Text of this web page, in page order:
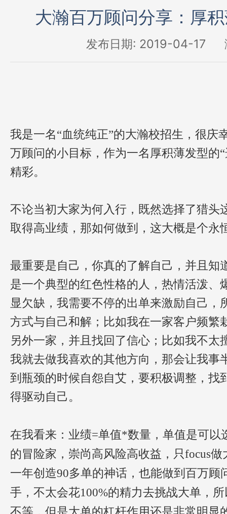
大瀚百万顾问分享：厚
发布日期: 2019-04-17
我是一名“血统纯正”的大瀚校招生，很庆
万顾问的小目标，作为一名厚积薄发型的
精彩。
不论当初大家为何入行，既然选择了猎头
取得高业绩，那如何做到，这大概是个永
最重要是自己，你真的了解自己，并且知
是一个典型的红色性格的人，热情活泼、
显欠缺，我需要不停的出单来激励自己，
方式与自己和解；比如我在一家客户频繁
另外一家，并且找回了信心；比如我不太
我就去做我喜欢的其他方向，那会让我事
到瓶颈的时候自怨自艾，要积极调整，找
得驱动自己。
在我看来：业绩=单值*数量，单值是可以
的冒险家，崇尚高风险高收益，只focus
一年创造90多单的神话，也能做到百万顾
手，不太会花100%的精力去挑战大单，